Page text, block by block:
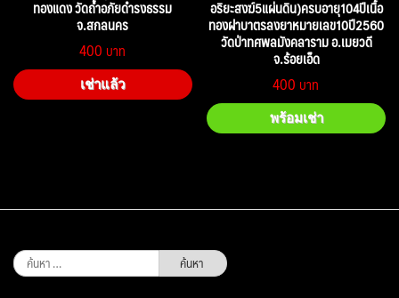
ทองแดง วัดถ้ำอภัยดำรงธรรม
จ.สกลนคร
400
เช่าแล้ว
อริยะสงฆ์5แผ่นดิน)ครบอายุ104ปีเนื้อ
ทองฝาบาตรลงยาหมายเลข10ปี2560
วัดป่าทศพลมังคลาราม อ.เมยวดี
จ.ร้อยเอ็ด
400
พร้อมเช่า
ค้นหา
สำหรับ: